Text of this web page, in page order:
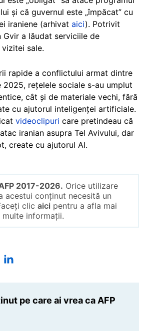
și că guvernul este „împăcat” cu
iraniene (arhivat aici). Potrivit
Gvir a lăudat serviciile de
sale.
rapide a conflictului armat dintre
2025, rețelele sociale s-au umplut
cât și de materiale vechi, fără
cu ajutorul inteligenței artificiale.
videoclipuri care pretindeau că
iranian asupra Tel Avivului, dar
create cu ajutorul AI.
2017-2026. Orice utilizare
acestui conținut necesită un
clic aici pentru a afla mai
multe informații.
pe care ai vrea ca AFP